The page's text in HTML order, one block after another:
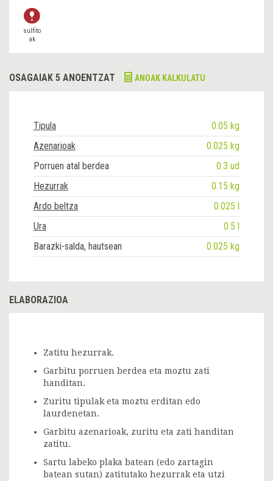
sulfito
ak
OSAGAIAK 5 ANOENTZAT ANOAK KALKULATU
Tipula
0.05 kg
Azenarioak
0.025 kg
Porruen atal berdea
0.3 ud
Hezurrak
0.15 kg
Ardo beltza
0.025 l
Ura
0.5 l
Barazki-salda, hautsean
0.025 kg
ELABORAZIOA
Zatitu hezurrak.
Garbitu porruen berdea eta moztu zati
handitan.
Zuritu tipulak eta moztu erditan edo
laurdenetan.
Garbitu azenarioak, zuritu eta zati handitan
zatitu.
Sartu labeko plaka batean (edo zartagin
batean sutan) zatitutako hezurrak eta utzi